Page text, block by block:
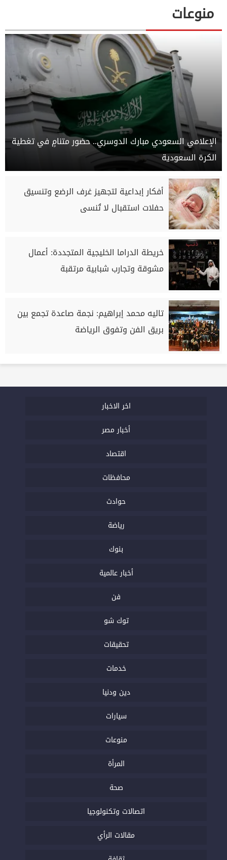
منوعات
الإعلامي السعودي مبارك الدوسري.. حضور متنامٍ في تغطية
الكرة السعودية
أفكار إبداعية لتجهيز غرف الرضع وتنسيق
حفلات استقبال لا تُنسى
خريطة الدراما الخليجية المتجددة: أعمال
مشوقة وتجارب شبابية مرتقبة
تاليه محمد إبراهيم: نجمة صاعدة تجمع بين
بريق الفن وتفوق الرياضة
اخر الاخبار
أخبار مصر
اقتصاد
محافظات
حوادث
رياضة
بنوك
أخبار عالمية
فن
توك شو
تحقيقات
خدمات
دين ودنيا
سيارات
منوعات
المرأة
صحة
اتصالات وتكنولوجيا
مقالات الرأي